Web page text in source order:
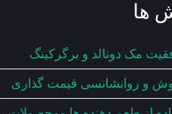
ها
مک دونالد و برگرکینگ
و روانشانسی قیمت گذاری